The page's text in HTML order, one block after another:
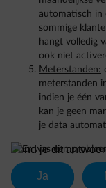
automatisch in
sommige
hangt volledig
ook niet
Meterstanden:
meterstanden
indien je één
kan je geen
je data